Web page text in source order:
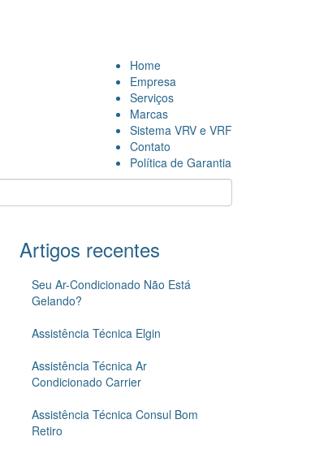
Home
Empresa
Serviços
Marcas
Sistema VRV e VRF
Contato
Política de Garantia
Artigos recentes
Seu Ar-Condicionado Não Está
Gelando?
Assistência Técnica Elgin
Assistência Técnica Ar
Condicionado Carrier
Assistência Técnica Consul Bom
Retiro